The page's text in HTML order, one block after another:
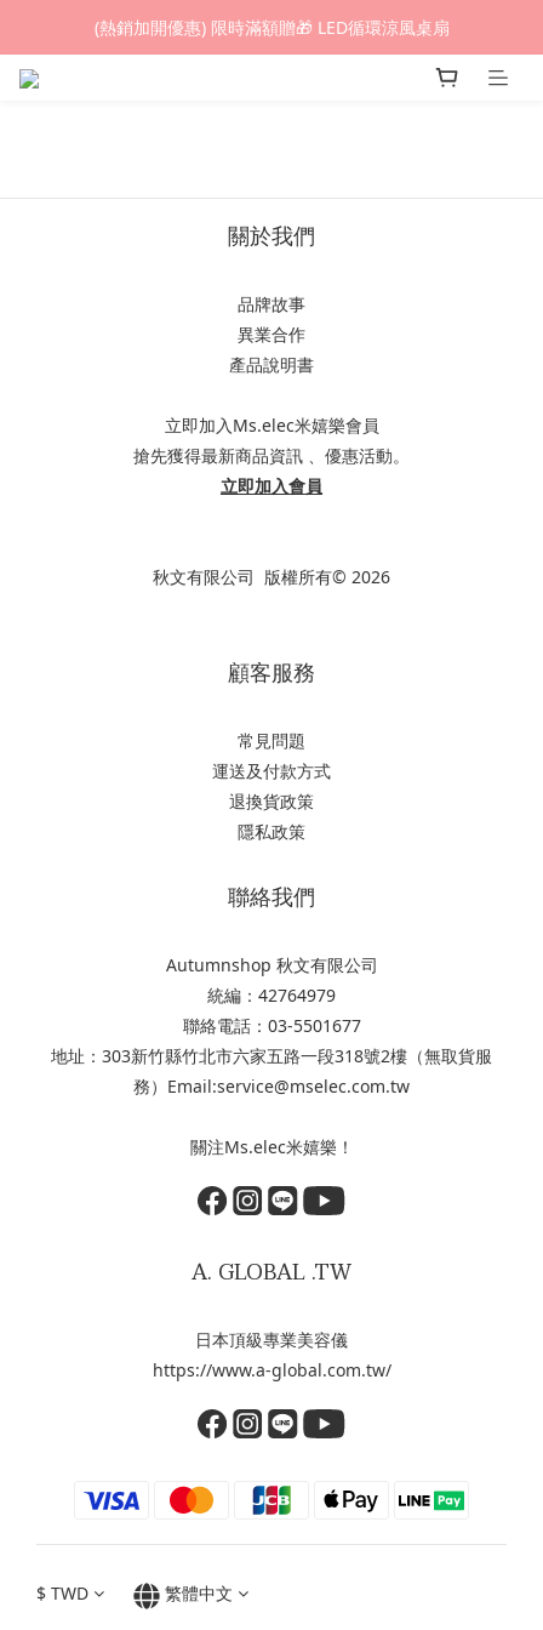
(熱銷加開優惠) 限時滿額贈🎁 LED循環涼風桌扇
(熱銷加開優惠) 限時滿額贈🎁 LED循環涼風桌扇
城鎮韌性(防空)演習期間，網頁載入速度可能延遲。
關於我們
品牌故事
異業合作
產品說明書
立即加入Ms.elec米嬉樂會員
搶先獲得最新商品資訊 、優惠活動。
立即加入會員
秋文有限公司 版權所有© 2026
顧客服務
常見問題
運送及付款方式
退換貨政策
隱私政策
聯絡我們
Autumnshop 秋文有限公司
統編：42764979
聯絡電話：03-5501677
地址：303新竹縣竹北市六家五路一段318號2樓（無取貨服
務）Email:service@mselec.com.tw
關注Ms.elec米嬉樂！
A. GLOBAL .TW
日本頂級專業美容儀
https://www.a-global.com.tw/
$ TWD 繁體中文